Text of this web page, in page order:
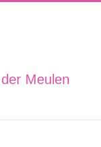
Meulen